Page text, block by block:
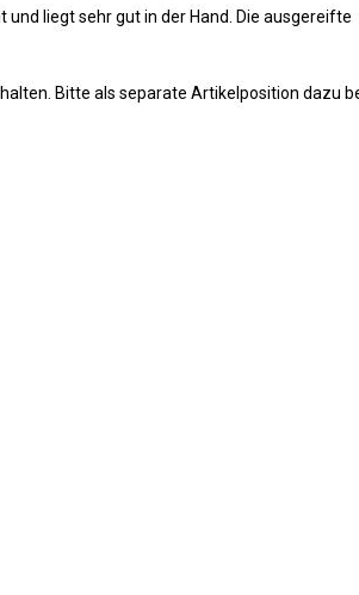
liegt sehr gut in der Hand. Die ausgereifte
Bitte als separate Artikelposition dazu